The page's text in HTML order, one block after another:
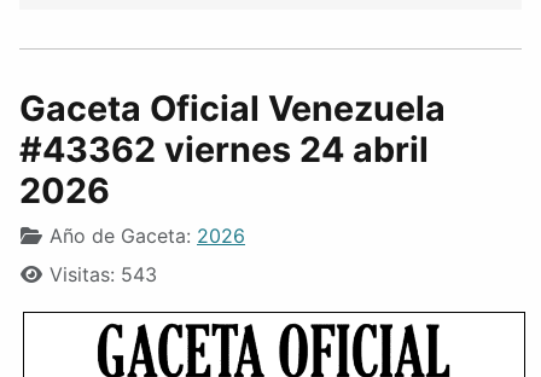
Gaceta Oficial Venezuela
#43362 viernes 24 abril
2026
Año de Gaceta: 2026
Visitas: 543